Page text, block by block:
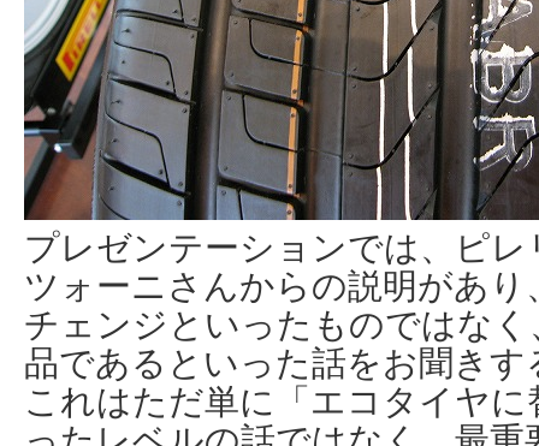
プレゼンテーションでは、ピ
ツォーニさんからの説明があ
チェンジといったものではな
品であるといった話をお聞き
これはただ単に「エコタイヤ